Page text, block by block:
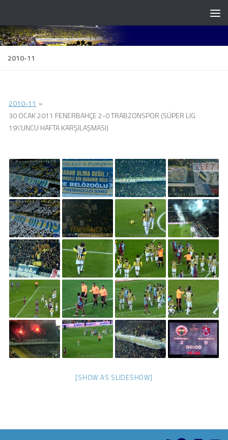
2010-11
2010-11 »
30 OCAK 2011 FENERBAHÇE 2-0 TRABZONSPOR (SÜPER LIG
19\'UNCU HAFTA KARŞILAŞMASI)
[SHOW AS SLIDESHOW]